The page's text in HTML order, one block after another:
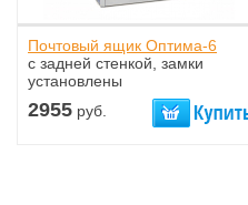
Почтовый ящик Оптима-6
с задней стенкой, замки
установлены
2955 руб.